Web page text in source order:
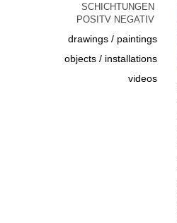
SCHICHTUNGEN
POSITV NEGATIV
drawings / paintings
objects / installations
videos